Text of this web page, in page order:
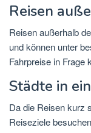
Reisen
Reisen außerhalb
und können unter
Fahrpreise in Frage
Städte in
Da die Reisen kurz
Reiseziele